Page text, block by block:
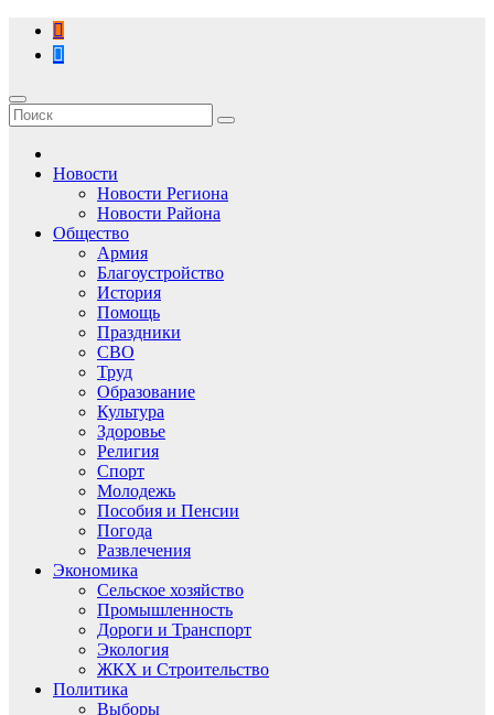
Перейти
содержимому
Новости
Новости Региона
Новости Района
Общество
Армия
Благоустройство
История
Помощь
Праздники
СВО
Труд
Образование
Культура
Здоровье
Религия
Спорт
Молодежь
Пособия и Пенсии
Погода
Развлечения
Экономика
Сельское хозяйство
Промышленность
Дороги и Транспорт
Экология
ЖКХ и Строительство
Политика
Выборы